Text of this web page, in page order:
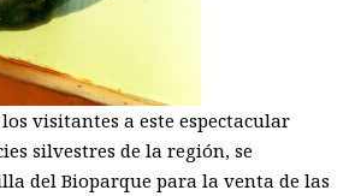
visitantes a este espectacular
silvestres de la región, se
del Bioparque para la venta de las